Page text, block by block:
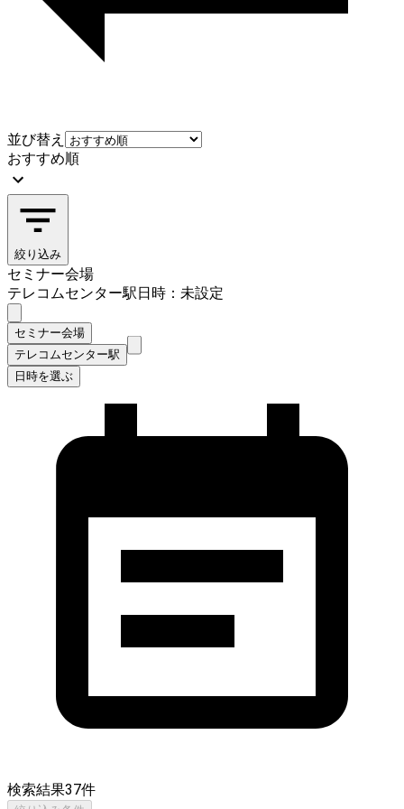
並び替え
おすすめ順
絞り込み
セミナー会場
テレコムセンター駅日時：未設定
セミナー会場
テレコムセンター駅
日時を選ぶ
検索結果37件